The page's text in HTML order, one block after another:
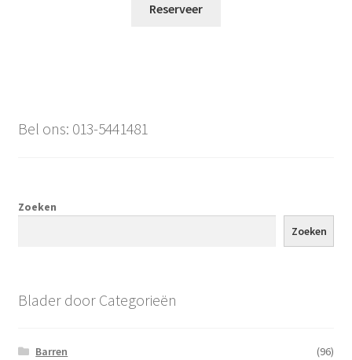
Reserveer
Bel ons: 013-5441481
Zoeken
Zoeken
Blader door Categorieën
Barren
(96)